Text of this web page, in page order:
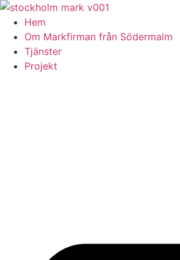
Skip
content
Hem
Om Markfirman från Södermalm
Tjänster
Projekt